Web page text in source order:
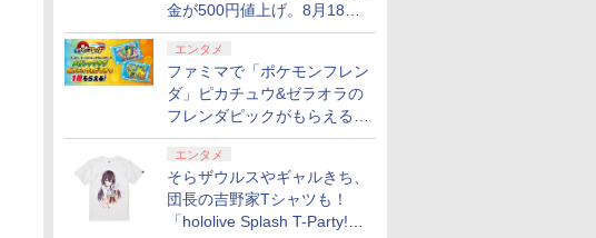
金が500円値上げ。8月18日
より1,500円から受付
エンタメ
ファミマで「ポケモンフレン
ダ」ピカチュウ&ゼラオラの
フレンダピックがもらえるキ
ャンペーン開催！
エンタメ
そらザウルスやギャルきち、
団長の吉野家Tシャツも！
「hololive Splash T-Party!」